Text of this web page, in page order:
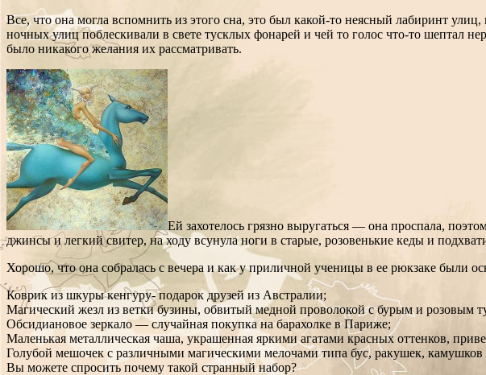
Все, что она могла вспомнить из этого сна, это был какой-то неясный лабиринт
ночных улиц поблескивали в свете тусклых фонарей и чей то голос что-то шептал
было никакого желания их рассматривать.
Ей захотелось грязно выругаться — она проспала,
джинсы и легкий свитер, на ходу всунула ноги в старые, розовенькие кеды и
Хорошо, что она собралась с вечера и как у приличной ученицы в ее рюкзаке были
Коврик из шкуры кенгуру- подарок друзей из Австралии;
Магический жезл из ветки бузины, обвитый медной проволокой с бурым и розовым
Обсидиановое зеркало — случайная покупка на барахолке в Париже;
Маленькая металлическая чаша, украшенная яркими агатами красных оттенков,
Голубой мешочек с различными магическими мелочами типа бус, ракушек, камушков
Вы можете спросить почему такой странный набор?